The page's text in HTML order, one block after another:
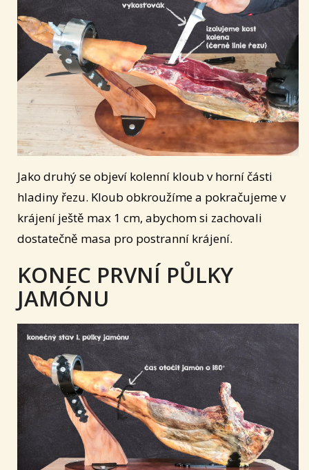
Jako druhý se objeví kolenní kloub v horní části
hladiny řezu. Kloub obkroužíme a pokračujeme v
krájení ještě max 1 cm, abychom si zachovali
dostatečně masa pro postranní krájení.
KONEC PRVNÍ PŮLKY
JAMÓNU